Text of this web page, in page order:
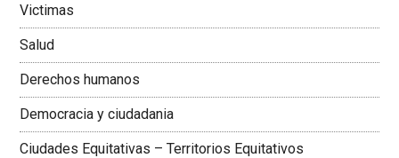
Victimas
Salud
Derechos humanos
Democracia y ciudadania
Ciudades Equitativas – Territorios Equitativos